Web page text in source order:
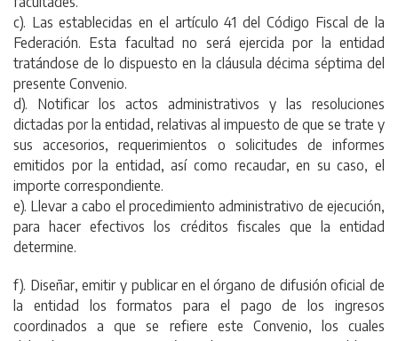
c). Las establecidas en el artículo 41 del Código Fiscal de la
Federación. Esta facultad no será ejercida por la entidad
tratándose de lo dispuesto en la cláusula décima séptima del
presente Convenio.
d). Notificar los actos administrativos y las resoluciones
dictadas por la entidad, relativas al impuesto de que se trate y
sus accesorios, requerimientos o solicitudes de informes
emitidos por la entidad, así como recaudar, en su caso, el
importe correspondiente.
e). Llevar a cabo el procedimiento administrativo de ejecución,
para hacer efectivos los créditos fiscales que la entidad
determine.
f). Diseñar, emitir y publicar en el órgano de difusión oficial de
la entidad los formatos para el pago de los ingresos
coordinados a que se refiere este Convenio, los cuales